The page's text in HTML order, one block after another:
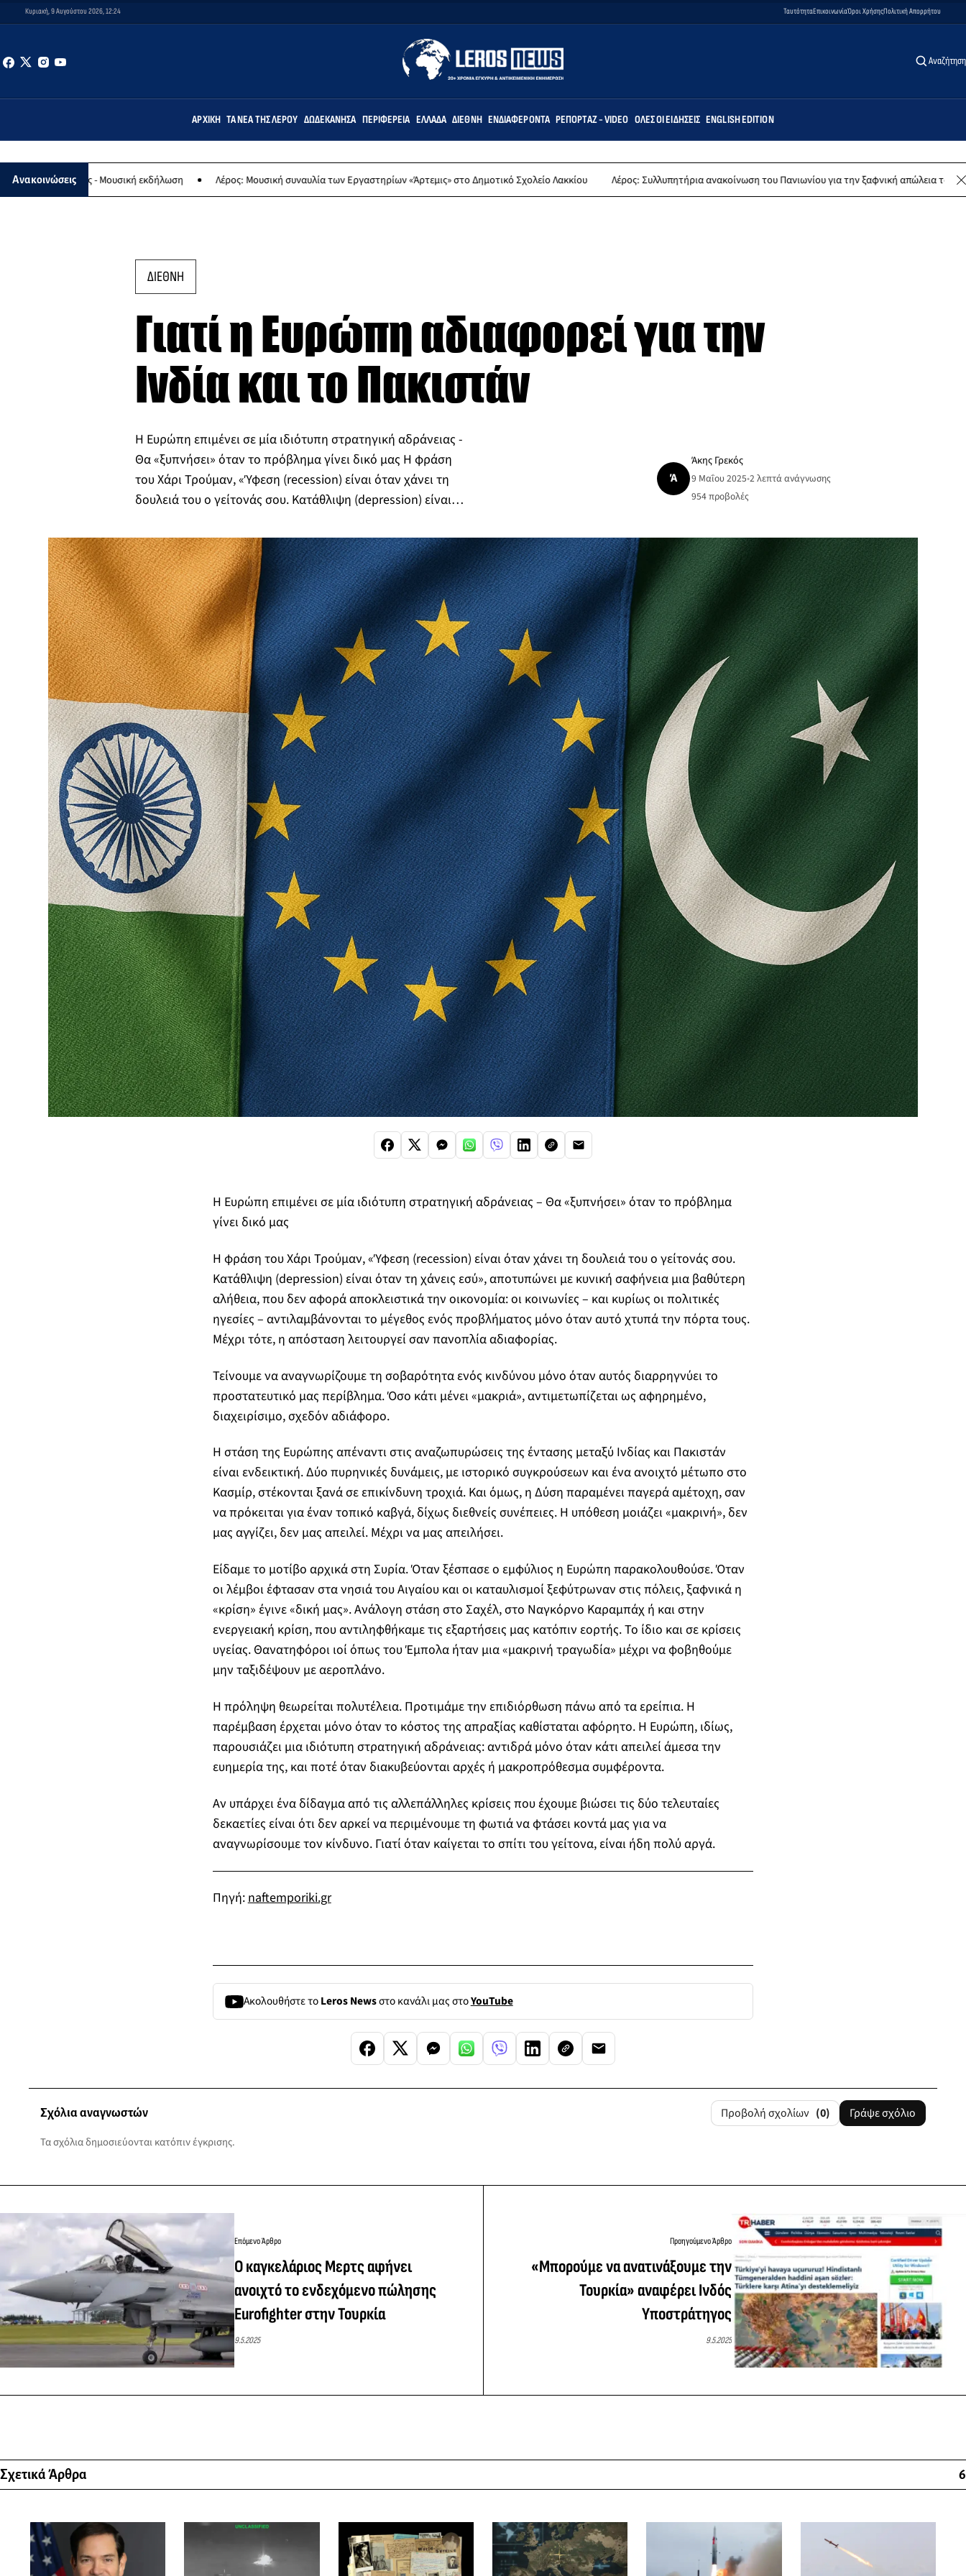
Κυριακή, 9 Αυγούστου 2026, 12:24 ΤαυτότηταΕπικοινωνίαΌροι ΧρήσηςΠολιτική Απορρήτου
Αναζήτηση
ΑΡΧΙΚΉ ΤΑ ΝΈΑ ΤΗΣ ΛΈΡΟΥ ΔΩΔΕΚΆΝΗΣΑ ΠΕΡΙΦΈΡΕΙΑ ΕΛΛΆΔΑ ΔΙΕΘΝΉ ΕΝΔΙΑΦΈΡΟΝΤΑ ΡΕΠΟΡΤΆΖ - VIDEO ΌΛΕΣ ΟΙ ΕΙΔΉΣΕΙΣ ENGLISH EDITION
Ανακοινώσεις
- Μουσική εκδήλωση Λέρος: Μουσική συναυλία των Εργαστηρίων «Άρτεμις» στο Δημοτικό Σχολείο Λακκίου Λέρος: Συλλυπητήρια ανακοίνωση του Πανιωνίου για την ξαφνική απώλεια του Δημήτρη
ΔΙΕΘΝΗ
Γιατί η Ευρώπη αδιαφορεί για την
Ινδία και το Πακιστάν
Η Ευρώπη επιμένει σε μία ιδιότυπη στρατηγική αδράνειας -
Θα «ξυπνήσει» όταν το πρόβλημα γίνει δικό μας Η φράση
του Χάρι Τρούμαν, «Ύφεση (recession) είναι όταν χάνει τη
δουλειά του ο γείτονάς σου. Κατάθλιψη (depression) είναι…
Ά
Άκης Γρεκός
9 Μαΐου 2025•2 λεπτά ανάγνωσης
954προβολές
Η Ευρώπη επιμένει σε μία ιδιότυπη στρατηγική αδράνειας – Θα «ξυπνήσει» όταν το πρόβλημα
γίνει δικό μας
Η φράση του Χάρι Τρούμαν, «Ύφεση (recession) είναι όταν χάνει τη δουλειά του ο γείτονάς σου.
Κατάθλιψη (depression) είναι όταν τη χάνεις εσύ», αποτυπώνει με κυνική σαφήνεια μια βαθύτερη
αλήθεια, που δεν αφορά αποκλειστικά την οικονομία: οι κοινωνίες – και κυρίως οι πολιτικές
ηγεσίες – αντιλαμβάνονται το μέγεθος ενός προβλήματος μόνο όταν αυτό χτυπά την πόρτα τους.
Μέχρι τότε, η απόσταση λειτουργεί σαν πανοπλία αδιαφορίας.
Τείνουμε να αναγνωρίζουμε τη σοβαρότητα ενός κινδύνου μόνο όταν αυτός διαρρηγνύει το
προστατευτικό μας περίβλημα. Όσο κάτι μένει «μακριά», αντιμετωπίζεται ως αφηρημένο,
διαχειρίσιμο, σχεδόν αδιάφορο.
Η στάση της Ευρώπης απέναντι στις αναζωπυρώσεις της έντασης μεταξύ Ινδίας και Πακιστάν
είναι ενδεικτική. Δύο πυρηνικές δυνάμεις, με ιστορικό συγκρούσεων και ένα ανοιχτό μέτωπο στο
Κασμίρ, στέκονται ξανά σε επικίνδυνη τροχιά. Και όμως, η Δύση παραμένει παγερά αμέτοχη, σαν
να πρόκειται για έναν τοπικό καβγά, δίχως διεθνείς συνέπειες. Η υπόθεση μοιάζει «μακρινή», δεν
μας αγγίζει, δεν μας απειλεί. Μέχρι να μας απειλήσει.
Είδαμε το μοτίβο αρχικά στη Συρία. Όταν ξέσπασε ο εμφύλιος η Ευρώπη παρακολουθούσε. Όταν
οι λέμβοι έφτασαν στα νησιά του Αιγαίου και οι καταυλισμοί ξεφύτρωναν στις πόλεις, ξαφνικά η
«κρίση» έγινε «δική μας». Ανάλογη στάση στο Σαχέλ, στο Ναγκόρνο Καραμπάχ ή και στην
ενεργειακή κρίση, που αντιληφθήκαμε τις εξαρτήσεις μας κατόπιν εορτής. Το ίδιο και σε κρίσεις
υγείας. Θανατηφόροι ιοί όπως του Έμπολα ήταν μια «μακρινή τραγωδία» μέχρι να φοβηθούμε
μην ταξιδέψουν με αεροπλάνο.
Η πρόληψη θεωρείται πολυτέλεια. Προτιμάμε την επιδιόρθωση πάνω από τα ερείπια. Η
παρέμβαση έρχεται μόνο όταν το κόστος της απραξίας καθίσταται αφόρητο. Η Ευρώπη, ιδίως,
παρουσιάζει μια ιδιότυπη στρατηγική αδράνειας: αντιδρά μόνο όταν κάτι απειλεί άμεσα την
ευημερία της, και ποτέ όταν διακυβεύονται αρχές ή μακροπρόθεσμα συμφέροντα.
Αν υπάρχει ένα δίδαγμα από τις αλλεπάλληλες κρίσεις που έχουμε βιώσει τις δύο τελευταίες
δεκαετίες είναι ότι δεν αρκεί να περιμένουμε τη φωτιά να φτάσει κοντά μας για να
αναγνωρίσουμε τον κίνδυνο. Γιατί όταν καίγεται το σπίτι του γείτονα, είναι ήδη πολύ αργά.
Πηγή: naftemporiki.gr
Ακολουθήστε τοLeros Newsστο κανάλι μας στοYouTube
Σχόλια αναγνωστών Προβολή σχολίων (0) Γράψε σχόλιο
Τα σχόλια δημοσιεύονται κατόπιν έγκρισης.
Επόμενο Άρθρο
Ο καγκελάριος Μερτς αφήνει
ανοιχτό το ενδεχόμενο πώλησης
Eurofighter στην Τουρκία
9.5.2025
Προηγούμενο Άρθρο
«Μπορούμε να ανατινάξουμε την
Τουρκία» αναφέρει Ινδός
Υποστράτηγος
9.5.2025
Σχετικά Άρθρα 6